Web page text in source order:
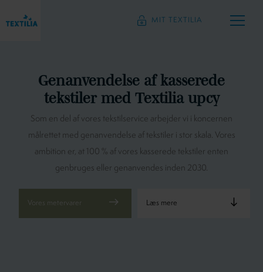
MIT TEXTILIA
Genanvendelse af kasserede
tekstiler med Textilia upcy
Som en del af vores tekstilservice arbejder vi i koncernen
målrettet med genanvendelse af tekstiler i stor skala. Vores
ambition er, at 100 % af vores kasserede tekstiler enten
genbruges eller genanvendes inden 2030.
Vores metervarer Læs mere